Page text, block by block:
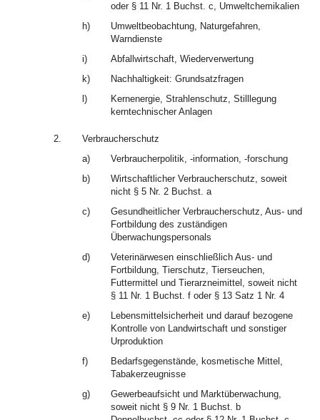
oder § 11 Nr. 1 Buchst. c, Umweltchemikalien
h)
Umweltbeobachtung, Naturgefahren,
Warndienste
i)
Abfallwirtschaft, Wiederverwertung
k)
Nachhaltigkeit: Grundsatzfragen
l)
Kernenergie, Strahlenschutz, Stilllegung
kerntechnischer Anlagen
2.
Verbraucherschutz
a)
Verbraucherpolitik, -information, -forschung
b)
Wirtschaftlicher Verbraucherschutz, soweit
nicht § 5 Nr. 2 Buchst. a
c)
Gesundheitlicher Verbraucherschutz, Aus- und
Fortbildung des zuständigen
Überwachungspersonals
d)
Veterinärwesen einschließlich Aus- und
Fortbildung, Tierschutz, Tierseuchen,
Futtermittel und Tierarzneimittel, soweit nicht
§ 11 Nr. 1 Buchst. f oder § 13 Satz 1 Nr. 4
e)
Lebensmittelsicherheit und darauf bezogene
Kontrolle von Landwirtschaft und sonstiger
Urproduktion
f)
Bedarfsgegenstände, kosmetische Mittel,
Tabakerzeugnisse
g)
Gewerbeaufsicht und Marktüberwachung,
soweit nicht § 9 Nr. 1 Buchst. b